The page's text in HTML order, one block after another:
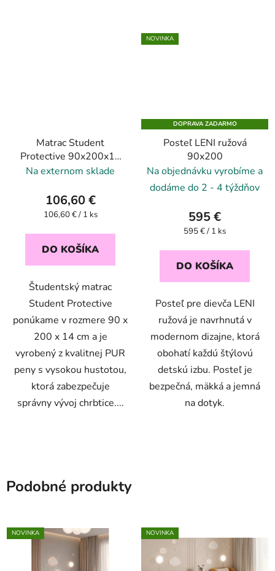
Matrac Student
Protective 90x200x14
cm
Na externom sklade
106,60 €
Jednotková
106,60 € / 1 ks
DO KOŠÍKA
Študentský matrac
Student Protective
ponúkame v rozmere 90 x
200 x 14 cm a je
vyrobený z kvalitnej PUR
peny s vysokou hustotou,
ktorá zabezpečuje
správny vývoj chrbtice....
NOVINKA
DOPRAVA ZADARMO
Posteľ LENI ružová
90x200
Na objednávku vyrobíme a
dodáme do 2 - 4 týždňov
595 €
Jednotková
595 € / 1 ks
DO KOŠÍKA
Posteľ pre dievča LENI
ružová je navrhnutá v
modernom dizajne, ktorá
obohatí každú štýlovú
detskú izbu. Posteľ je
bezpečná, mäkká a jemná
na dotyk.
Podobné produkty
NOVINKA NOVINKA